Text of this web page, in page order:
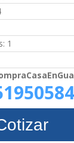
1